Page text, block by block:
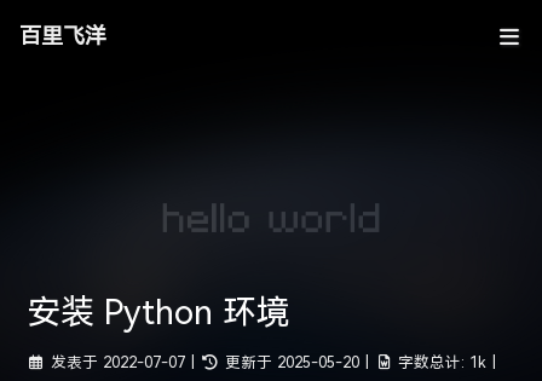
百里飞洋
安装 Python 环境
发表于 2022-07-07 更新于 2025-05-20 字数总计: 1k